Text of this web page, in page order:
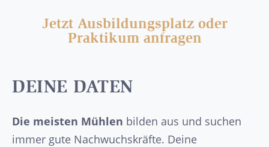
Jetzt Ausbildungsplatz oder
Praktikum anfragen
DEINE DATEN
Die meisten Mühlen bilden aus und suchen
immer gute Nachwuchskräfte. Deine